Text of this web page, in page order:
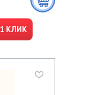
КЛИК